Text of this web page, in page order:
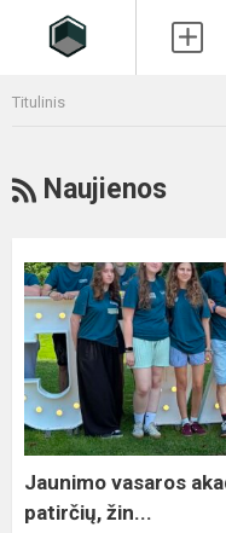
Titulinis
RSS
Naujienos
Jaunimo
vasaros
akademija
–
trys
dienos
naujų
patirčių,
žin...
Jaunimo vasaros
patirčių, žin...